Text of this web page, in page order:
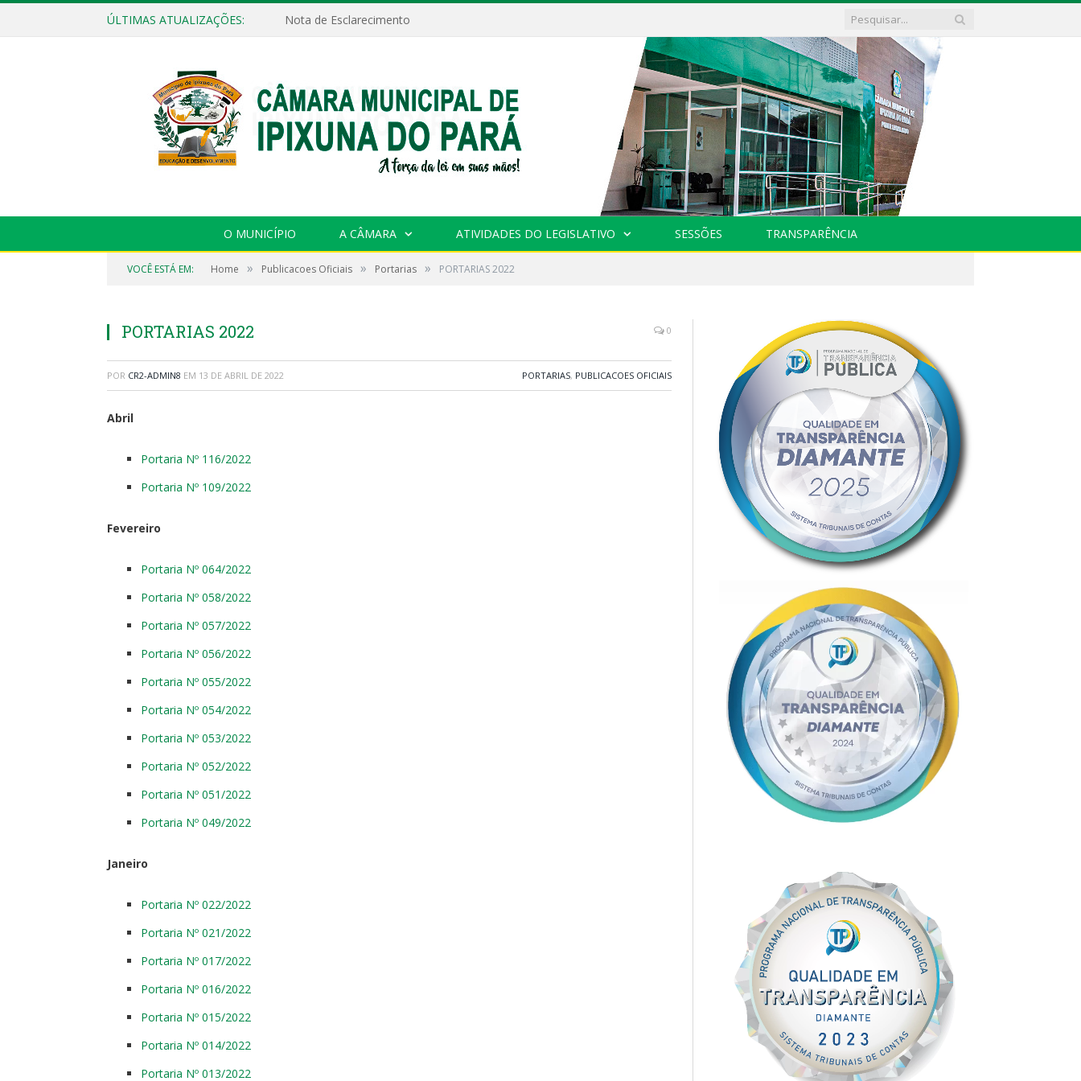
ÚLTIMAS ATUALIZAÇÕES: Nota de Esclarecimento
O MUNICÍPIO A CÂMARA ATIVIDADES DO LEGISLATIVO SESSÕES TRANSPARÊNCIA
VOCÊ ESTÁ EM: Home » Publicacoes Oficiais » Portarias » PORTARIAS 2022
PORTARIAS 2022 0
POR CR2-ADMIN8 EM 13 DE ABRIL DE 2022 PORTARIAS, PUBLICACOES OFICIAIS
Abril
Portaria Nº 116/2022
Portaria Nº 109/2022
Fevereiro
Portaria Nº 064/2022
Portaria Nº 058/2022
Portaria Nº 057/2022
Portaria Nº 056/2022
Portaria Nº 055/2022
Portaria Nº 054/2022
Portaria Nº 053/2022
Portaria Nº 052/2022
Portaria Nº 051/2022
Portaria Nº 049/2022
Janeiro
Portaria Nº 022/2022
Portaria Nº 021/2022
Portaria Nº 017/2022
Portaria Nº 016/2022
Portaria Nº 015/2022
Portaria Nº 014/2022
Portaria Nº 013/2022